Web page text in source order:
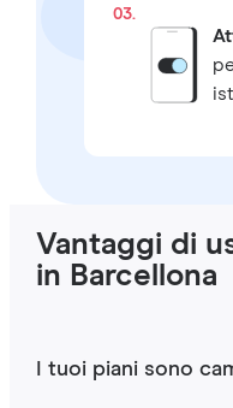
03.
Vantaggi di
in Barcellona
I tuoi piani sono